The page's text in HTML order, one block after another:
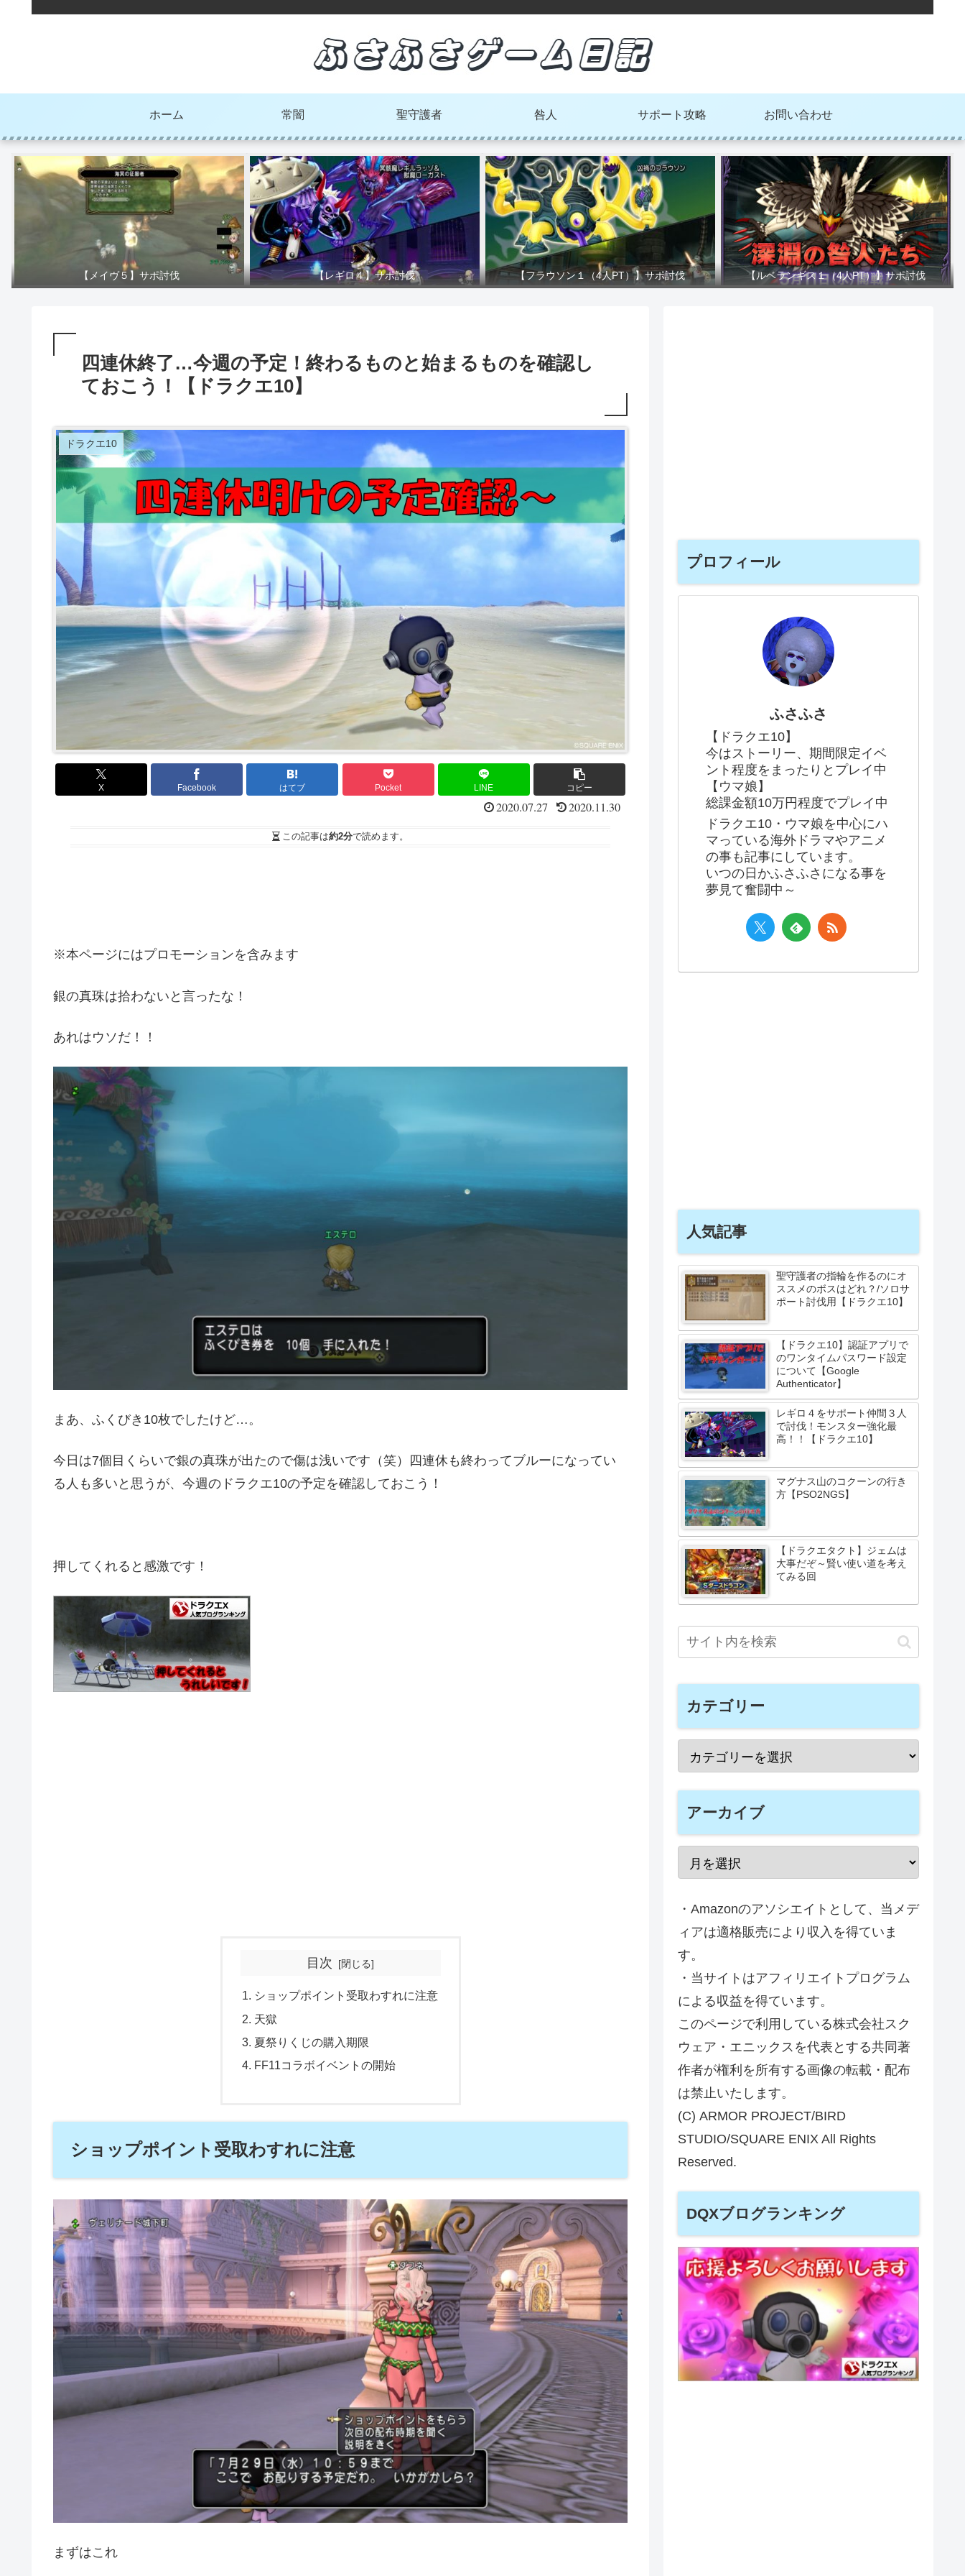
ホーム 常闇 聖守護者 咎人 サポート攻略 お問い合わせ
【メイヴ５】サポ討伐 【レギロ４】サポ討伐 【フラウソン１（4人PT）】サポ討伐 【ルベランギス１（4人PT）】サポ討伐
四連休終了…今週の予定！終わるものと始まるものを確認し
ておこう！【ドラクエ10】
ドラクエ10
X Facebook はてブ Pocket LINE コピー
2020.07.27 2020.11.30
この記事は約2分で読めます。
※本ページにはプロモーションを含みます
銀の真珠は拾わないと言ったな！
あれはウソだ！！
まあ、ふくびき10枚でしたけど…。
今日は7個目くらいで銀の真珠が出たので傷は浅いです（笑）四連休も終わってブルーになってい
る人も多いと思うが、今週のドラクエ10の予定を確認しておこう！
押してくれると感激です！
目次
ショップポイント受取わすれに注意
天獄
夏祭りくじの購入期限
FF11コラボイベントの開始
ショップポイント受取わすれに注意
まずはこれ
プロフィール
ふさふさ
【ドラクエ10】
今はストーリー、期間限定イベ
ント程度をまったりとプレイ中
【ウマ娘】
総課金額10万円程度でプレイ中
ドラクエ10・ウマ娘を中心にハ
マっている海外ドラマやアニメ
の事も記事にしています。
いつの日かふさふさになる事を
夢見て奮闘中～
人気記事
聖守護者の指輪を作るのにオ
ススメのボスはどれ？/ソロサ
ポート討伐用【ドラクエ10】
【ドラクエ10】認証アプリで
のワンタイムパスワード設定
について【Google
Authenticator】
レギロ４をサポート仲間３人
で討伐！モンスター強化最
高！！【ドラクエ10】
マグナス山のコクーンの行き
方【PSO2NGS】
【ドラクエタクト】ジェムは
大事だぞ～賢い使い道を考え
てみる回
カテゴリー
アーカイブ
・Amazonのアソシエイトとして、当メデ
ィアは適格販売により収入を得ていま
す。
・当サイトはアフィリエイトプログラム
による収益を得ています。
このページで利用している株式会社スク
ウェア・エニックスを代表とする共同著
作者が権利を所有する画像の転載・配布
は禁止いたします。
(C) ARMOR PROJECT/BIRD
STUDIO/SQUARE ENIX All Rights
Reserved.
DQXブログランキング